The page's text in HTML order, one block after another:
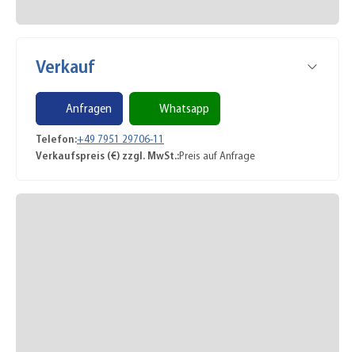
Verkauf
Anfragen Whatsapp
Telefon:+49 7951 29706-11
Verkaufspreis (€) zzgl. MwSt.:Preis auf Anfrage